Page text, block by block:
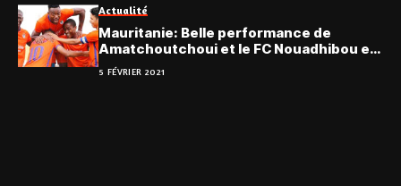
Actualité
Mauritanie: Belle performance de
Amatchoutchoui et le FC Nouadhibou en
championnat
5 FÉVRIER 2021